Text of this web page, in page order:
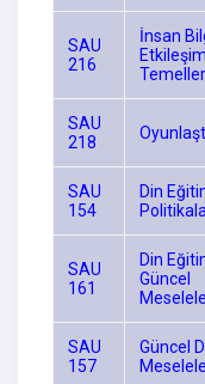
SAU
216
İnsan
SAU
218
SAU
154
Din
SAU
161
Din
Güncel
SAU
157
Güncel